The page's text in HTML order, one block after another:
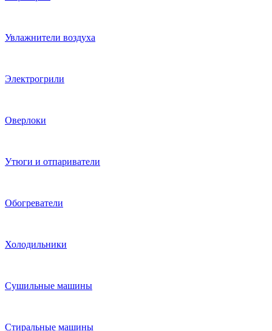
Увлажнители воздуха
Электрогрили
Оверлоки
Утюги и отпариватели
Обогреватели
Холодильники
Сушильные машины
Стиральные машины